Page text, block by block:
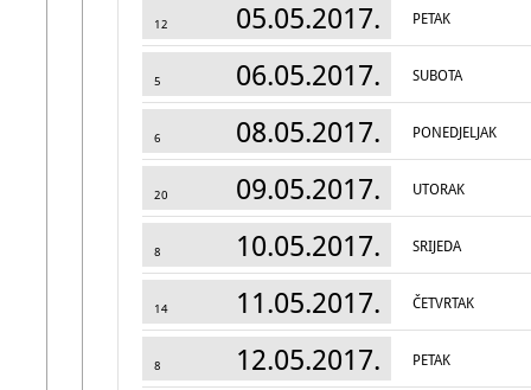
12 05.05.2017. PETAK
5 06.05.2017. SUBOTA
6 08.05.2017. PONEDJELJAK
20 09.05.2017. UTORAK
8 10.05.2017. SRIJEDA
14 11.05.2017. ČETVRTAK
8 12.05.2017. PETAK